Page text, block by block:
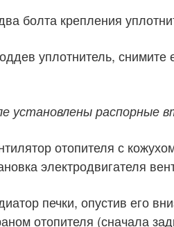
болта крепления
уплотнитель,
установлены распорные
отопителя с
электродвигателя
печки, опустив его
отопителя (сначала